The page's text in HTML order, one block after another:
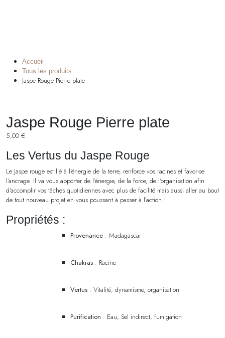
Accueil
Tous les produits
Jaspe Rouge Pierre plate
Jaspe Rouge Pierre plate
5,00 €
Les Vertus du Jaspe Rouge
Le Jaspe rouge est lié à l’énergie de la terre, renforce vos racines et favorise
l’ancrage. Il va vous apporter de l’énergie, de la force, de l’organisation afin
d’accomplir vos tâches quotidiennes avec plus de facilité mais aussi aller au bout
de tout nouveau projet en vous poussant à passer à l’action.
Propriétés :
Provenance : Madagascar
Chakras : Racine
Vertus : Vitalité, dynamisme, organisation
Purification : Eau, Sel indirect, fumigation